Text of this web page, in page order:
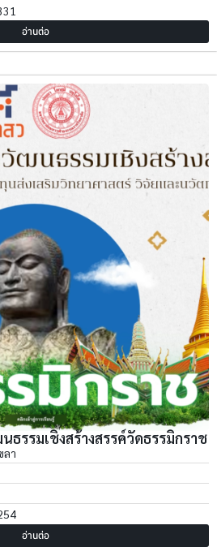
อ่านต่อ
ธรรมเชิงสร้างสรรค์วัดธรรมิกราช
ลา
อ่านต่อ